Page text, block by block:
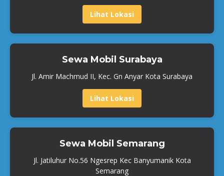
Lihat Lokasi
Sewa Mobil Surabaya
Jl. Amir Machmud II, Kec. Gn Anyar Kota Surabaya
Lihat Lokasi
Sewa Mobil Semarang
Jl. Jatiluhur No.56 Ngesrep Kec Banyumanik Kota
Semarang